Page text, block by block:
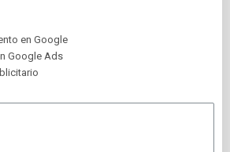
en Google
Google Ads